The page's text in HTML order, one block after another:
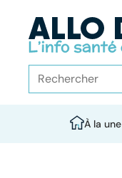
À la une